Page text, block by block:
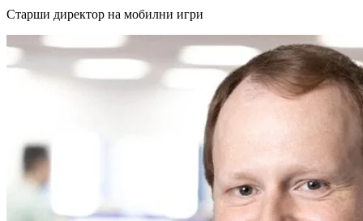
Старши директор на мобилни игри